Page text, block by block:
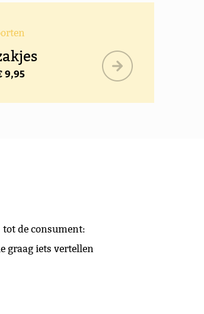
9,95
tot de consument:
graag iets vertellen